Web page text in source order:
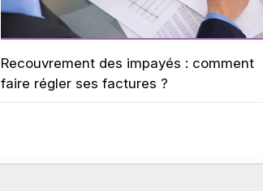
Recouvrement des impayés : comment
faire régler ses factures ?